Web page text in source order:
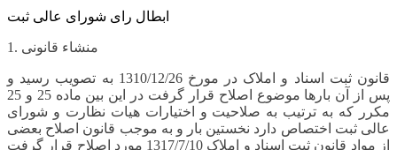
ابطال رای شورای عالی ثبت
1. منشاء قانونی
قانون ثبت اسناد و املاک در مورخ 1310/12/26 به تصویب رسید و
پس از آن بارها موضوع اصلاح قرار گرفت در این بین ماده 25 و 25
مکرر که به ترتیب به صلاحیت و اختیارات هیات نظارت و شورای
عالی ثبت اختصاص دارد نخستین بار و به موجب قانون اصلاح بعضی
از مواد قانون ثبت اسناد و املاک 1317/7/10 مورد اصلاح قرار گرفت